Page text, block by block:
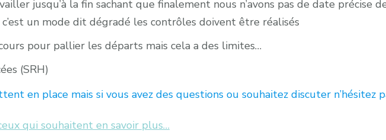
jusqu’à la fin sachant que finalement nous n’avons pas de date précise
un mode dit dégradé les contrôles doivent être réalisés
pour pallier les départs mais cela a des limites…
(SRH)
en place mais si vous avez des questions ou souhaitez discuter n’hésitez
qui souhaitent en savoir plus…